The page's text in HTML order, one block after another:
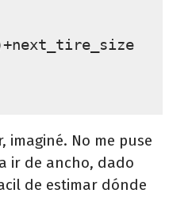
imaginé. No me puse
ir de ancho, dado
de estimar dónde